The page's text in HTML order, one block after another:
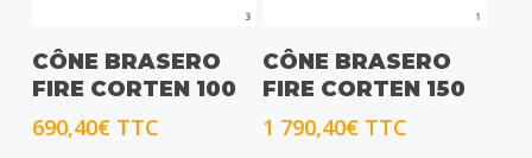
CHOIX DES OPTIONS
CÔNE BRASERO
FIRE CORTEN 100
690,40€ TTC
CHOIX DES OPTIONS
CÔNE BRASERO
FIRE CORTEN 150
1 790,40€ TTC